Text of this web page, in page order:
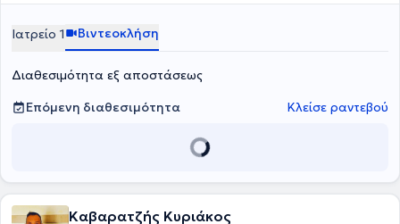
ακολούθως ειδικεύθηκε στην Παθολογία στη θεραπευτική κλινική
"Αλεξάνδρα". Τέλος, ο γιατρός συνεργάζεται με τη Cosmoclinic και
στο ιδιωτικό του ιατρείο προσφέρει πλήθος υπηρεσιών,
εξατομικευμένες για τις ανάγκες εκάστοτε ασθενούς.
Ιατρείο 1 Βιντεοκλήση
Διαθεσιμότητα εξ αποστάσεως
Επόμενη διαθεσιμότητα
Κλείσε ραντεβού
Καβαρατζής Κυριάκος